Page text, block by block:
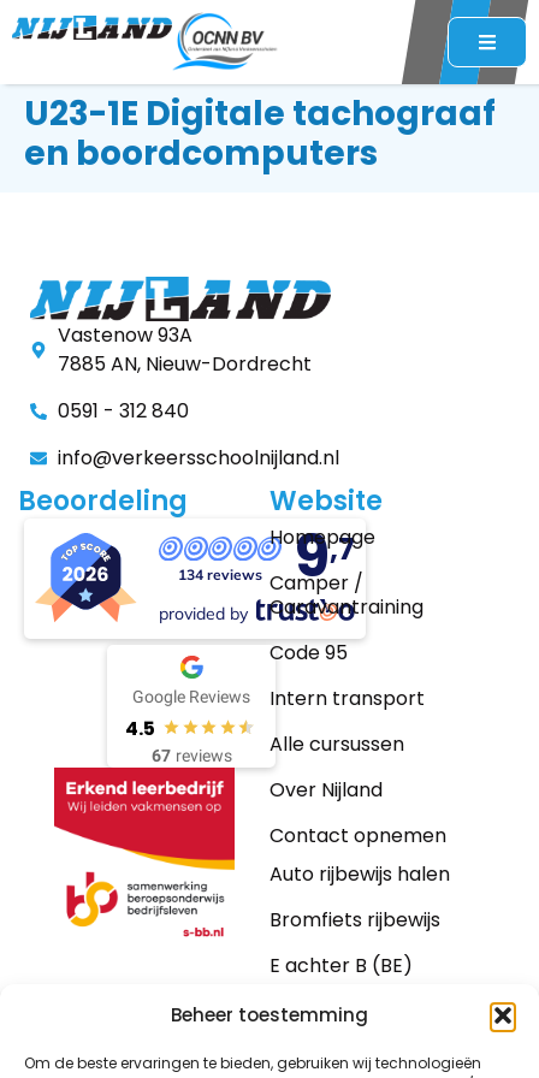
Beheer toestemming
Om de beste ervaringen te bieden, gebruiken wij technologieën
U23-1E Digitale tachograaf
en boordcomputers
Vastenow 93A
7885 AN, Nieuw-Dordrecht
0591 - 312 840
info@verkeersschoolnijland.nl
Beoordeling
134 reviews 9,7
provided by
Google Reviews
4.5
67 reviews
Website
Homepage
Camper /
Caravantraining
Code 95
Intern transport
Alle cursussen
Over Nijland
Contact opnemen
Auto rijbewijs halen
Bromfiets rijbewijs
E achter B (BE)
Motorrijbewijs
Vrachtwagen